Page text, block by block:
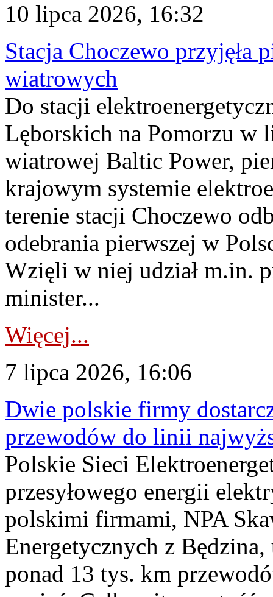
10 lipca 2026, 16:32
Stacja Choczewo przyjęła
wiatrowych
Do stacji
Lęborskich na Pomorzu w
wiatrowej Baltic Power,
krajowym systemie
terenie stacji Choczewo
odebrania pierwszej w
Wzięli w niej udział m.in.
minister...
Więcej...
7 lipca 2026, 16:06
Dwie polskie firmy
przewodów do linii
Polskie Sieci
przesyłowego energii
polskimi firmami, NPA
Energetycznych z
ponad 13 tys. km